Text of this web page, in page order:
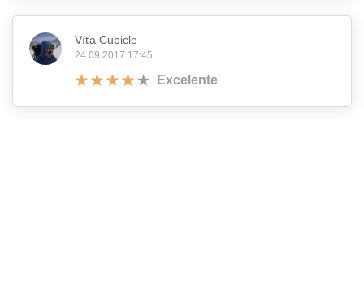
Víťa Cubicle
24.09.2017 17:45
Excelente